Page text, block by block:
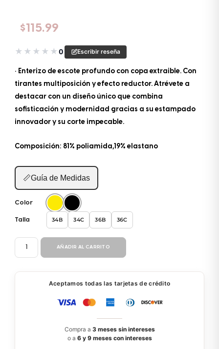
$115.99
★ ★ ★ ★ ★0 Escribir reseña
• Enterizo de escote profundo con copa extraible. Con
tirantes multiposición y efecto reductor. Atrévete a
destacar con un diseño único que combina
sofisticación y modernidad gracias a su estampado
innovador y su corte impecable.
Composición: 81% poliamida,19% elastano
📏Guía de Medidas
Color
Talla 34B 34C 36B 36C
ENTERIZO
BM257
AÑADIR AL CARRITO
Aceptamos todas las tarjetas de crédito
Compra a 3 meses sin intereses
o a 6 y 9 meses con intereses